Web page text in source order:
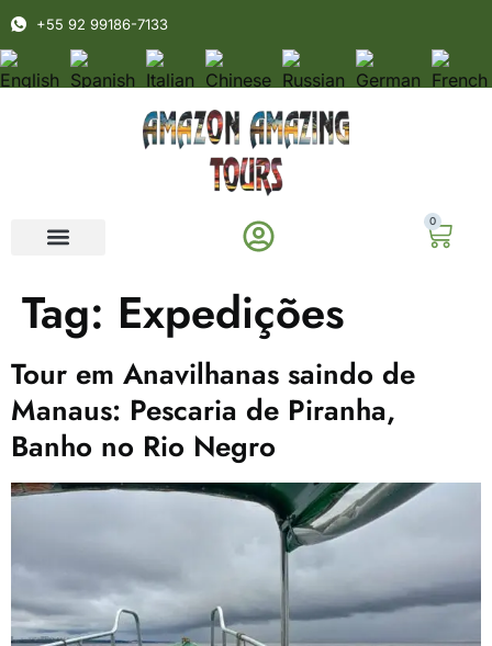
+55 92 99186-7133
0
Tag: Expedições
Tour em Anavilhanas saindo de
Manaus: Pescaria de Piranha,
Banho no Rio Negro